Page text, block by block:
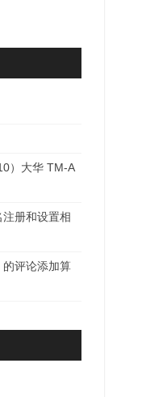
）大华 TM-A
册和设置相
评论添加算